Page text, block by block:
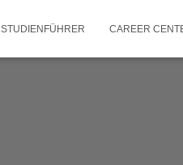
STUDIENFÜHRER CAREER